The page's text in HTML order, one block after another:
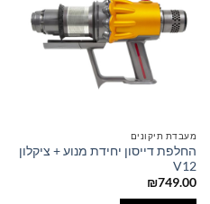
מעבדת תיקונים
החלפת דייסון יחידת מנוע + ציקלון
V12
₪749.00